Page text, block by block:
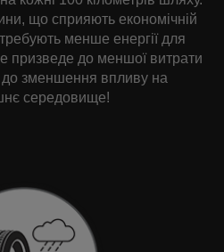
що сприяють економічній
менше енергії для
призведе до меншої витрати
до зменшення впливу на
середовище!